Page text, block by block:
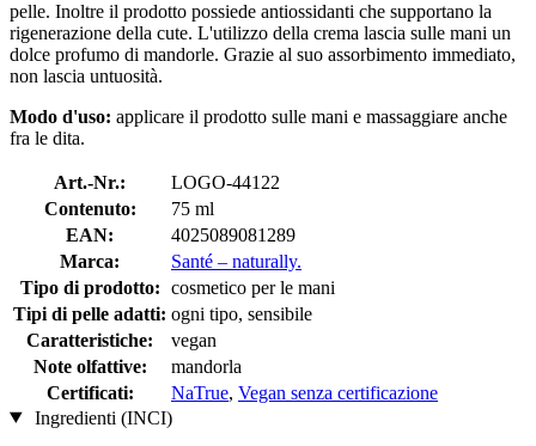
pelle. Inoltre il prodotto possiede antiossidanti che supportano la
rigenerazione della cute. L'utilizzo della crema lascia sulle mani un
dolce profumo di mandorle. Grazie al suo assorbimento immediato,
non lascia untuosità.
Modo d'uso: applicare il prodotto sulle mani e massaggiare anche
fra le dita.
Art.-Nr.:
LOGO-44122
Contenuto:
75 ml
EAN:
4025089081289
Marca:
Santé – naturally.
Tipo di prodotto: cosmetico per le mani
Tipi di pelle adatti: ogni tipo, sensibile
Caratteristiche:
vegan
Note olfattive:
mandorla
Certificati:
NaTrue, Vegan senza certificazione
Ingredienti (INCI)